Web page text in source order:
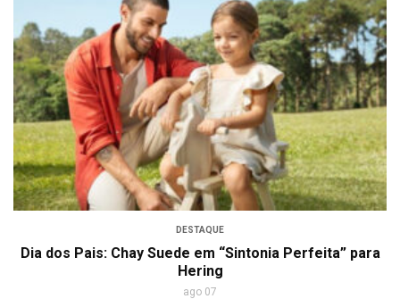
DESTAQUE
Dia dos Pais: Chay Suede em “Sintonia Perfeita” para
Hering
ago 07